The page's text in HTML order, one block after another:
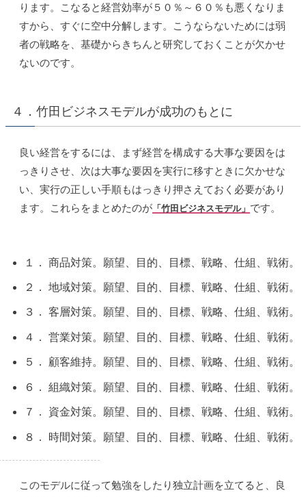
ります。こなると経営効率が５０％～６０％も悪くなりま
すから、すぐに空中分解します。こうならないためには弱
者の戦略を、基礎からきちんと研究しておくことが欠かせ
ないのです。
４．竹田ビジネスモデルが成功のもとに
良い経営をするには、まず経営を構成する大事な要因をは
っきりさせ、次は大事な要因を実行に移すときに欠かせな
い、実行の正しい手順もはっきり押さえておく必要があり
ます。これらをまとめたのが 「竹田ビジネスモデル」 です。
１． 商品対策。願望、目的、目標、戦略、仕組、戦術。
２． 地域対策。願望、目的、目標、戦略、仕組、戦術。
３． 客層対策。願望、目的、目標、戦略、仕組、戦術。
４． 営業対策。願望、目的、目標、戦略、仕組、戦術。
５． 顧客維持。願望、目的、目標、戦略、仕組、戦術。
６． 組織対策。願望、目的、目標、戦略、仕組、戦術。
７． 資金対策。願望、目的、目標、戦略、仕組、戦術。
８． 時間対策。願望、目的、目標、戦略、仕組、戦術。
このモデルに従って勉強をしたり独立計画を立てると、良